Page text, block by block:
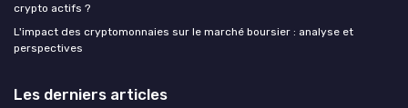
crypto actifs ?
L'impact des cryptomonnaies sur le marché boursier : analyse et
perspectives
Les derniers articles